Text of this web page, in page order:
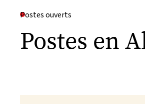
Postes ouverts
Postes en